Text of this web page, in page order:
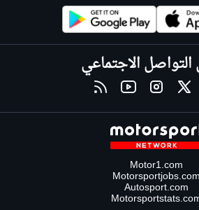
الاجتماعي
Motor1.com
Motorsportjobs.com
Autosport.com